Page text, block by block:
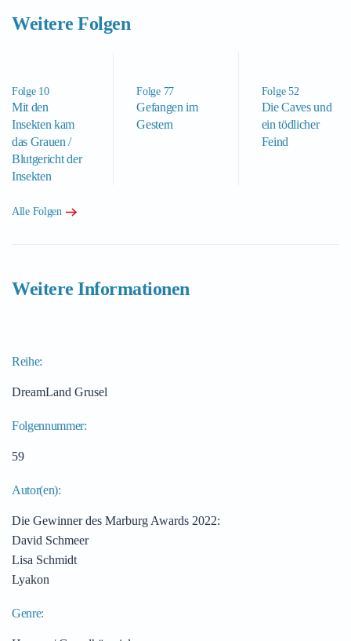
Weitere Folgen
Folge 10
Mit den
Insekten kam
das Grauen /
Blutgericht der
Insekten
Folge 77
Gefangen im
Gestern
Folge 52
Die Caves und
ein tödlicher
Feind
Alle Folgen
Weitere Informationen
Reihe:
DreamLand Grusel
Folgennummer:
59
Autor(en):
Die Gewinner des Marburg Awards 2022:
David Schmeer
Lisa Schmidt
Lyakon
Genre: